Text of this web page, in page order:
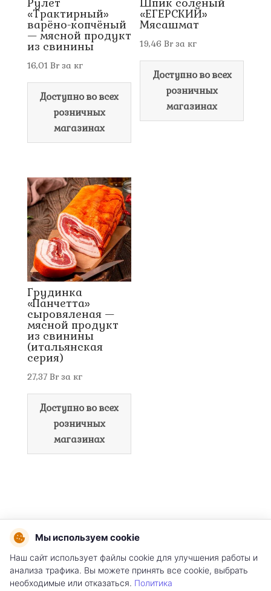
Рулет
«Трактирный»
варёно-копчёный
— мясной продукт
из свинины
16,01 Brза кг
Доступно во всех
розничных
магазинах
Шпик соленый
«ЕГЕРСКИЙ»
Мясашмат
19,46Br за кг
Доступно во всех
розничных
магазинах
Грудинка
«Панчетта»
сыровяленая —
мясной продукт
из свинины
(итальянская
серия)
27,37 Brза кг
Доступно во всех
розничных
магазинах
Условия использования сайта
Мы используем cookie
Наш сайт использует файлы cookie для улучшения работы и
анализа трафика. Вы можете принять все cookie, выбрать
необходимые или отказаться. Политика